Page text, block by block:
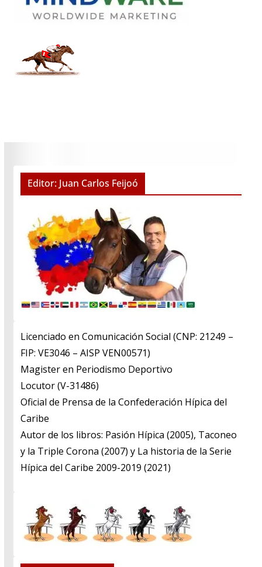
Editor: Juan Carlos Feijoó
Licenciado en Comunicación Social (CNP: 21249 –
FIP: VE3046 – AISP VEN00571)
​Magister en Periodismo Deportivo
​Locutor (V-31486)
​Oficial de Prensa de la Confederación Hípica del
Caribe
​Autor de los libros: Pasión Hípica (2005), Taconeo
y la Triple Corona (2007) y La historia de la Serie
Hípica del Caribe 2009-2019 (2021)